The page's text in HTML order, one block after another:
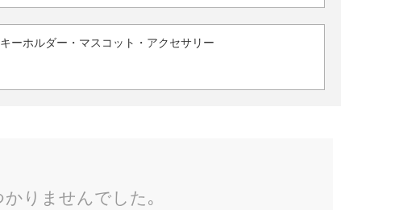
キーホルダー・マスコット・アクセサリー